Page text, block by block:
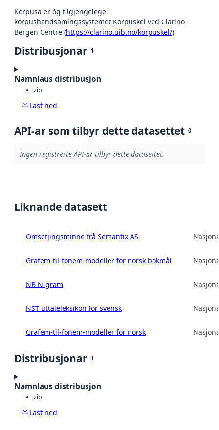
Korpusa er òg tilgjengelege i
korpushandsamingssystemet Korpuskel ved Clarino
Bergen Centre (https://clarino.uib.no/korpuskel/).
Distribusjonar 1
Namnlaus distribusjon
zip
Last ned
API-ar som tilbyr dette datasettet 0
Ingen registrerte API-ar tilbyr dette datasettet.
Liknande datasett
Omsetjingsminne frå Semantix AS
Grafem-til-fonem-modeller for norsk bokmål
NB N-gram
NST uttaleleksikon for svensk
Grafem-til-fonem-modeller for norsk
Distribusjonar 1
Namnlaus distribusjon
zip
Last ned